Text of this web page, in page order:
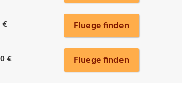
€ Fluege finden
€ Fluege finden